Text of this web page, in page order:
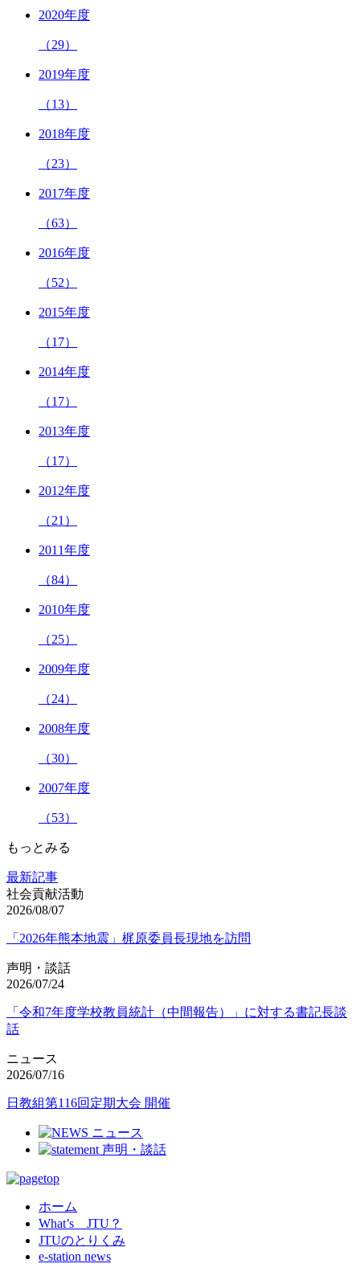
2020年度
（29）
2019年度
（13）
2018年度
（23）
2017年度
（63）
2016年度
（52）
2015年度
（17）
2014年度
（17）
2013年度
（17）
2012年度
（21）
2011年度
（84）
2010年度
（25）
2009年度
（24）
2008年度
（30）
2007年度
（53）
もっとみる
最新記事
社会貢献活動
2026/08/07
「2026年熊本地震」梶原委員長現地を訪問
声明・談話
2026/07/24
「令和7年度学校教員統計（中間報告）」に対する書記長談
話
ニュース
2026/07/16
日教組第116回定期大会 開催
ホーム
What’s JTU？
JTUのとりくみ
e-station news